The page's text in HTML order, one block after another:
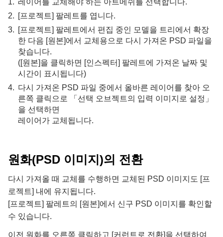
[프로젝트] 팔레트를 엽니다.
[프로젝트] 팔레트에서 편집 중인 모델을 트리에서 확장
한 다음 [원본]에서 교체용으로 다시 가져온 PSD 파일을
찾습니다.
([원본]을 클릭하면 [인스펙터] 팔레트에 가져온 날짜 및
시간이 표시됩니다)
다시 가져온 PSD 파일 중에서 올바른 레이어를 찾아 오
른쪽 클릭으로 「선택 오브젝트의 입력 이미지로 설정」
을 선택하면
레이어가 교체됩니다.
원화(PSD 이미지)의 전환
다시 가져올 때 교체를 수행하면 교체된 PSD 이미지도 [프
로젝트] 내에 유지됩니다.
[프로젝트] 팔레트의 [원본]에서 신구 PSD 이미지를 확인할
수 있습니다.
이전 원화를 오른쪽 클릭하고 [커런트로 전환]을 선택하여